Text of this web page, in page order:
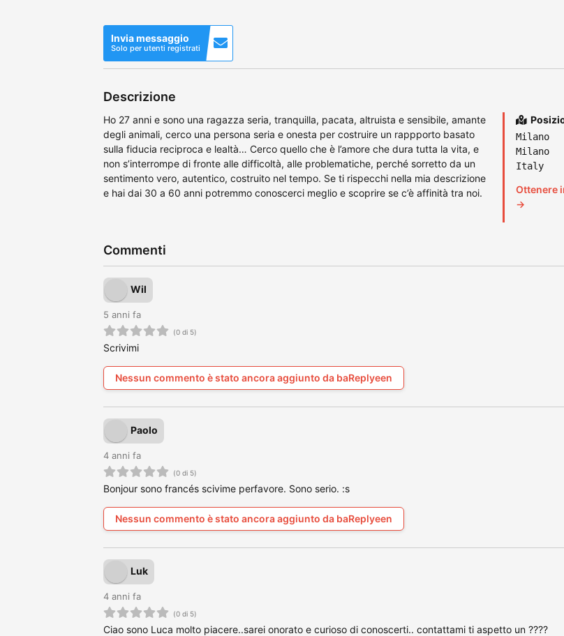
Invia messaggio
Solo per utenti registrati
Descrizione
Ho 27 anni e sono una ragazza seria, tranquilla, pacata, altruista e sensibile, amante
degli animali, cerco una persona seria e onesta per costruire un rappporto basato
sulla fiducia reciproca e lealtà… Cerco quello che è l’amore che dura tutta la vita, e
non s’interrompe di fronte alle difficoltà, alle problematiche, perché sorretto da un
sentimento vero, autentico, costruito nel tempo. Se ti rispecchi nella mia descrizione
e hai dai 30 a 60 anni potremmo conoscerci meglio e scoprire se c’è affinità tra noi.
Milano
Milano
Italy
Ottenere
→
Commenti
Wil
5 anni fa
(0 di 5)
Scrivimi
Nessun commento è stato ancora aggiunto da baReplyeen
Paolo
4 anni fa
(0 di 5)
Bonjour sono francés scivime perfavore. Sono serio. :s
Nessun commento è stato ancora aggiunto da baReplyeen
Luk
4 anni fa
(0 di 5)
Ciao sono Luca molto piacere..sarei onorato e curioso di conoscerti.. contattami ti aspetto un ????